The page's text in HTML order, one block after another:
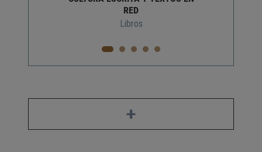
RED
Libros
+